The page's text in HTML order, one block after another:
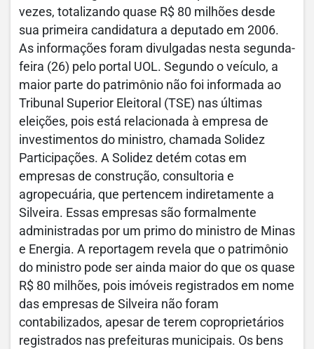
vezes, totalizando quase R$ 80 milhões desde
sua primeira candidatura a deputado em 2006.
As informações foram divulgadas nesta segunda-
feira (26) pelo portal UOL. Segundo o veículo, a
maior parte do patrimônio não foi informada ao
Tribunal Superior Eleitoral (TSE) nas últimas
eleições, pois está relacionada à empresa de
investimentos do ministro, chamada Solidez
Participações. A Solidez detém cotas em
empresas de construção, consultoria e
agropecuária, que pertencem indiretamente a
Silveira. Essas empresas são formalmente
administradas por um primo do ministro de Minas
e Energia. A reportagem revela que o patrimônio
do ministro pode ser ainda maior do que os quase
R$ 80 milhões, pois imóveis registrados em nome
das empresas de Silveira não foram
contabilizados, apesar de terem coproprietários
registrados nas prefeituras municipais. Os bens